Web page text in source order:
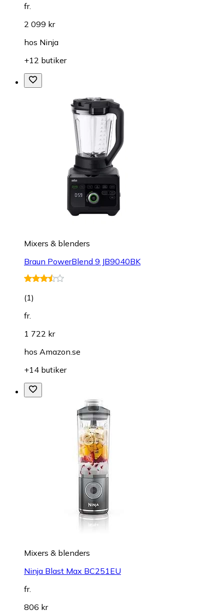
fr.
2 099 kr
hos Ninja
+12 butiker
Mixers & blenders
Braun PowerBlend 9 JB9040BK
(1)
fr.
1 722 kr
hos Amazon.se
+14 butiker
Mixers & blenders
Ninja Blast Max BC251EU
fr.
806 kr